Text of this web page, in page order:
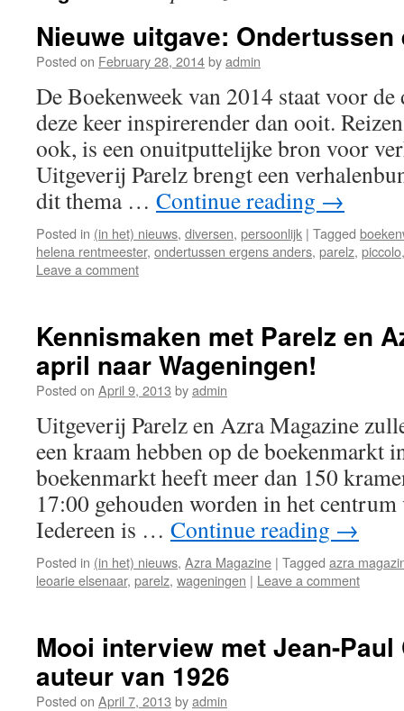
Nieuwe uitgave:
Posted on February 28, 2014byadmin
De Boekenweek van 2014 staat voor
deze keer inspirerender dan ooit.
ook, is een onuitputtelijke bron voor
Uitgeverij Parelz brengt een
dit thema … Continue reading →
Posted in (in het) nieuws, diversen, persoonlijk | Tagged
helena rentmeester, ondertussen ergens anders, parelz, piccolo
Leave a comment
Kennismaken met Parelz en
april naar Wageningen!
Posted on April 9, 2013 byadmin
Uitgeverij Parelz en Azra Magazine
een kraam hebben op de boekenmarkt
boekenmarkt heeft meer dan 150
17:00 gehouden worden in het centrum
Iedereen is … Continue reading →
Posted in (in het) nieuws, Azra Magazine | Tagged azra
leoarie elsenaar, parelz, wageningen | Leave a comment
Mooi interview met Jean-Paul
auteur van 1926
Posted on April 7, 2013 byadmin